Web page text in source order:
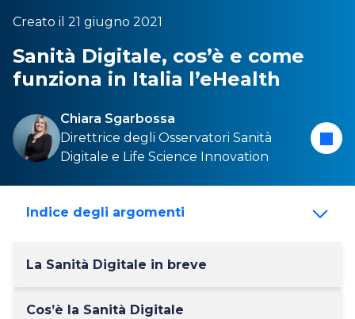
Creato il 21 giugno 2021
Sanità Digitale, cos’è e come
funziona in Italia l’eHealth
Chiara Sgarbossa
Direttrice degli Osservatori Sanità
Digitale e Life Science Innovation
Indice degli argomenti
La Sanità Digitale in breve
Cos’è la Sanità Digitale